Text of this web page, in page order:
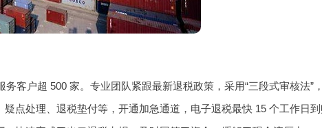
务客户超 500 家。专业团队紧跟最新退税政策，采用“三段式审核法”
点处理、退税垫付等，开通加急通道，电子退税最快 15 个工作日